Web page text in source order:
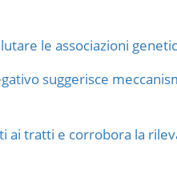
le associazioni
suggerisce
ai tratti e corrobora la